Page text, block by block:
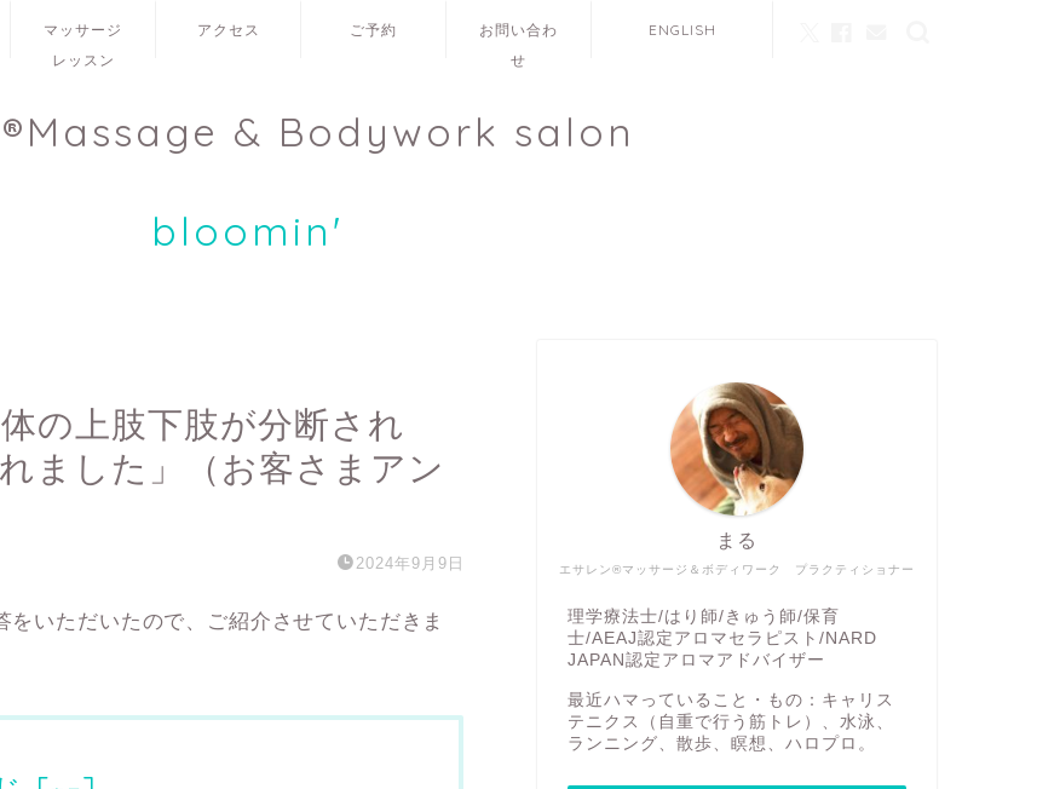
マッサージ
レッスン
アクセス ご予約
お問い合わ
せ
ENGLISH
& Bodywork salon
bloomin'
の上肢下肢が分断され
ました」（お客さまアン
2024年9月9日
いただいたので、ご紹介させていただきま
エサレン®マッサージ＆ボディワーク プラクティショナー
まる
理学療法士/はり師/きゅう師/保育
士/AEAJ認定アロマセラピスト/NARD
JAPAN認定アロマアドバイザー
最近ハマっていること・もの：キャリス
テニクス（自重で行う筋トレ）、水泳、
ランニング、散歩、瞑想、ハロプロ。